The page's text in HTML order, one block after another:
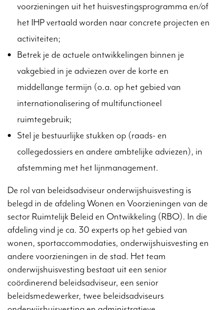
voorzieningen uit het huisvestingsprogramma en/of
het IHP vertaald worden naar concrete projecten en
activiteiten;
Betrek je de actuele ontwikkelingen binnen je
vakgebied in je adviezen over de korte en
middellange termijn (o.a. op het gebied van
internationalisering of multifunctioneel
ruimtegebruik;
Stel je bestuurlijke stukken op (raads- en
collegedossiers en andere ambtelijke adviezen), in
afstemming met het lijnmanagement.
De rol van beleidsadviseur onderwijshuisvesting is
belegd in de afdeling Wonen en Voorzieningen van de
sector Ruimtelijk Beleid en Ontwikkeling (RBO). In die
afdeling vind je ca. 30 experts op het gebied van
wonen, sportaccommodaties, onderwijshuisvesting en
andere voorzieningen in de stad. Het team
onderwijshuisvesting bestaat uit een senior
coördinerend beleidsadviseur, een senior
beleidsmedewerker, twee beleidsadviseurs